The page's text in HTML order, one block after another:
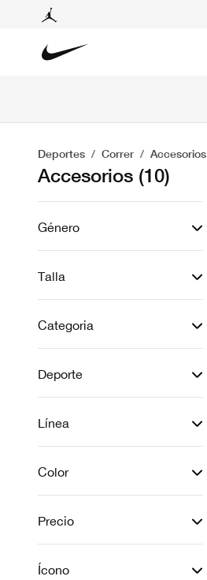
Deportes Correr Accesorios
Accesorios (10)
Género
Talla
Categoria
Deporte
Línea
Color
Precio
Ícono